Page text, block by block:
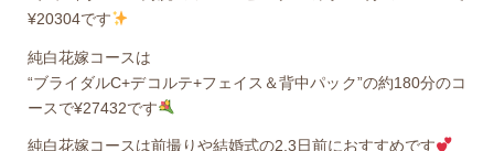
¥20304です
純白花嫁コースは
“ブライダルC+デコルテ+フェイス＆背中パック”の約180分のコ
ースで¥27432です
純白花嫁コースは前撮りや結婚式の2.3日前におすすめです